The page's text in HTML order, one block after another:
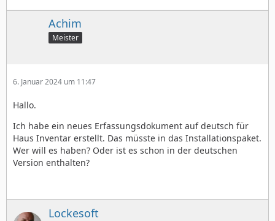
Achim
Meister
6. Januar 2024 um 11:47
Hallo.
Ich habe ein neues Erfassungsdokument auf deutsch für
Haus Inventar erstellt. Das müsste in das Installationspaket.
Wer will es haben? Oder ist es schon in der deutschen
Version enthalten?
Lockesoft